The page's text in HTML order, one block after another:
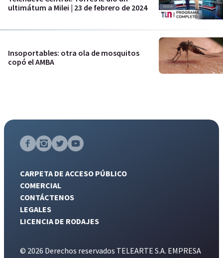
ultimátum a Milei | 23 de febrero de 2024
Insoportables: otra ola de mosquitos
copó el AMBA
CARPETA DE ACCESO PÚBLICO
COMERCIAL
CONTÁCTENOS
LEGALES
LICENCIA DE RODAJES
© 2026 Derechos reservados TELEARTE S.A. EMPRESA